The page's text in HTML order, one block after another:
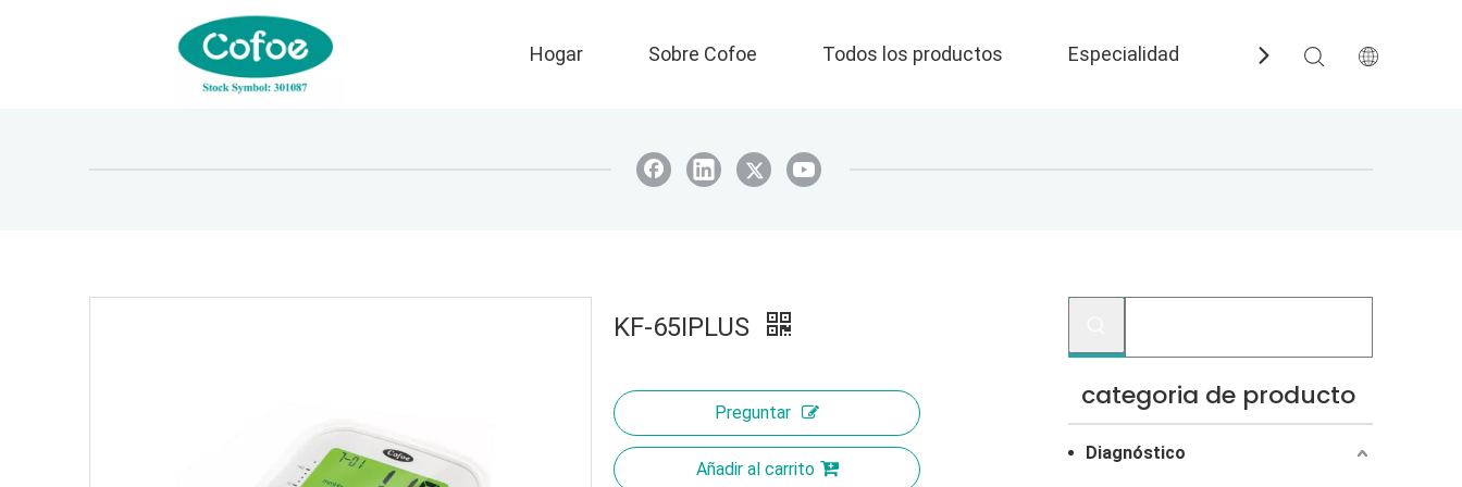
Hogar Sobre Cofoe Todos los productos Especialidad Preguntas más
KF-65IPLUS
Preguntar
Añadir al carrito
categoria de producto
Diagnóstico